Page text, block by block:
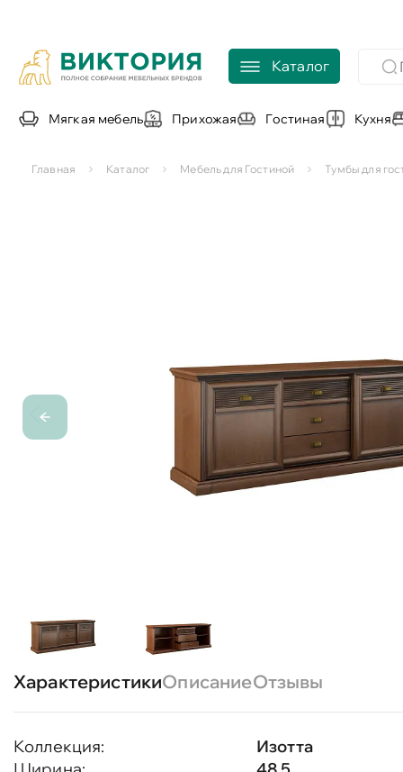
Каталог
Мягкая мебель Прихожая Гостиная Кухня
Главная Каталог Мебель для Гостиной Тумбы для
ХарактеристикиОписаниеОтзывы
Коллекция:
Изотта